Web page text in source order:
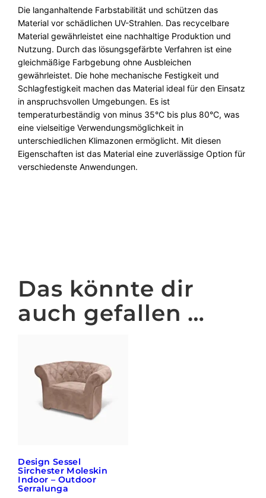
Die langanhaltende Farbstabilität und schützen das
Material vor schädlichen UV-Strahlen. Das recycelbare
Material gewährleistet eine nachhaltige Produktion und
Nutzung. Durch das lösungsgefärbte Verfahren ist eine
gleichmäßige Farbgebung ohne Ausbleichen
gewährleistet. Die hohe mechanische Festigkeit und
Schlagfestigkeit machen das Material ideal für den Einsatz
in anspruchsvollen Umgebungen. Es ist
temperaturbeständig von minus 35°C bis plus 80°C, was
eine vielseitige Verwendungsmöglichkeit in
unterschiedlichen Klimazonen ermöglicht. Mit diesen
Eigenschaften ist das Material eine zuverlässige Option für
verschiedenste Anwendungen.
Das könnte dir
auch gefallen …
Design Sessel
Sirchester Moleskin
Indoor – Outdoor
Serralunga